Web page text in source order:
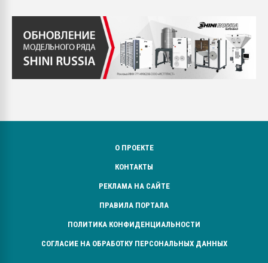
О ПРОЕКТЕ
КОНТАКТЫ
РЕКЛАМА НА САЙТЕ
ПРАВИЛА ПОРТАЛА
ПОЛИТИКА КОНФИДЕНЦИАЛЬНОСТИ
СОГЛАСИЕ НА ОБРАБОТКУ ПЕРСОНАЛЬНЫХ ДАННЫХ